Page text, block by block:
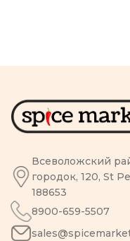
Всеволожский
городок, 120, St
188653
8900-659-5507